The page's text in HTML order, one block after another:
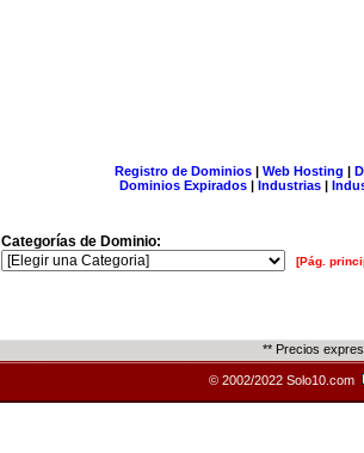
Registro de Dominios| Web Hosting |
Dominios Expirados | Industrias |
Categorías de Dominio:
[Pág.
** Precios
© 2002/2022 Solo10.com